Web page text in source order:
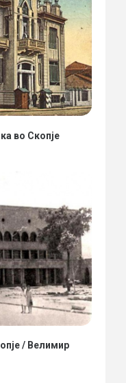
во Скопје
/ Велимир